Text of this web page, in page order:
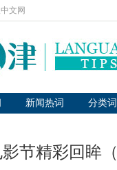
文网
新闻热词 分类
节精彩回眸（